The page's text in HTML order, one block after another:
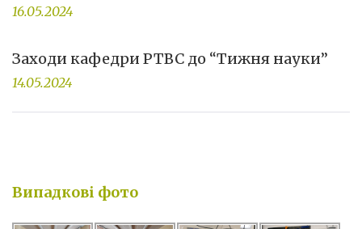
16.05.2024
Заходи кафедри РТВС до “Тижня науки”
14.05.2024
Випадкові фото